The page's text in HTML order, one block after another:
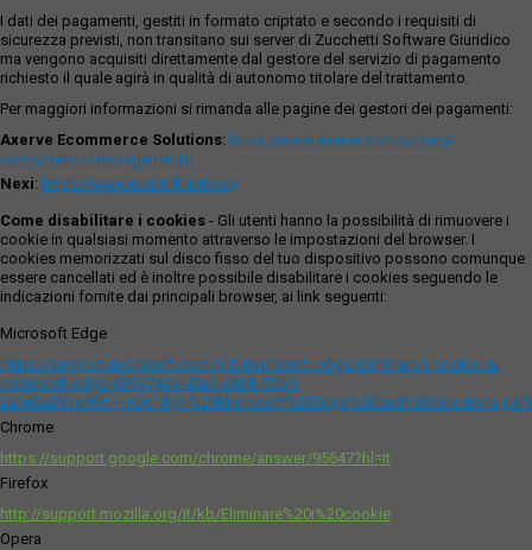
I dati dei pagamenti, gestiti in formato criptato e secondo i requisiti di
sicurezza previsti, non transitano sui server di Zucchetti Software Giuridico
ma vengono acquisiti direttamente dal gestore del servizio di pagamento
richiesto il quale agirà in qualità di autonomo titolare del trattamento.
Per maggiori informazioni si rimanda alle pagine dei gestori dei pagamenti:
Axerve Ecommerce Solutions: https://www.axerve.com/privacy-
policy/servizi-di-pagamento
Nexi: https://www.nexi.it/it/privacy
Come disabilitare i cookies - Gli utenti hanno la possibilità di rimuovere i
cookie in qualsiasi momento attraverso le impostazioni del browser. I
cookies memorizzati sul disco fisso del tuo dispositivo possono comunque
essere cancellati ed è inoltre possibile disabilitare i cookies seguendo le
indicazioni fornite dai principali browser, ai link seguenti:
Microsoft Edge
https://support.microsoft.com/it-it/microsoft-edge/eliminare-i-cookie-in-
microsoft-edge-63947406-40ac-c3b8-57b9-
Chrome
https://support.google.com/chrome/answer/95647?hl=it
Firefox
http://support.mozilla.org/it/kb/Eliminare%20i%20cookie
Opera